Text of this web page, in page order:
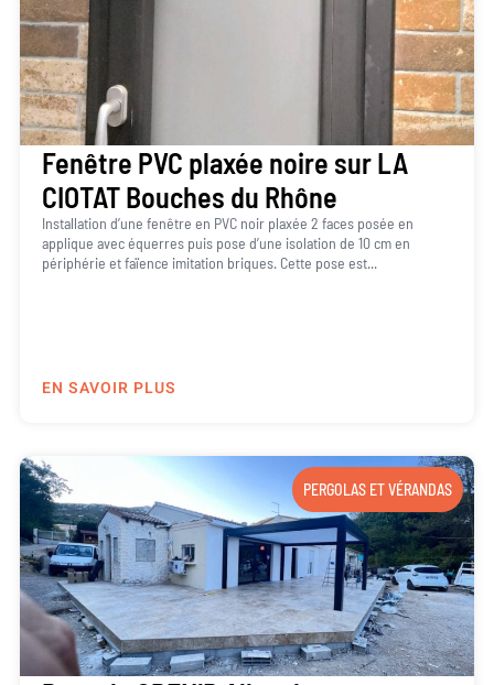
Fenêtre PVC plaxée noire sur LA
CIOTAT Bouches du Rhône
Installation d’une fenêtre en PVC noir plaxée 2 faces posée en
applique avec équerres puis pose d’une isolation de 10 cm en
périphérie et faïence imitation briques. Cette pose est...
EN SAVOIR PLUS
PERGOLAS ET VÉRANDAS